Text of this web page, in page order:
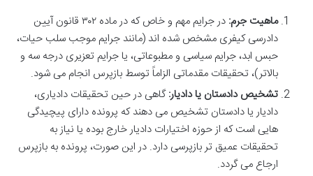
ماهیت جرم:
در جرایم مهم و خاص که در ماده ۳۰۲ قانون آیین
دادرسی کیفری مشخص شده اند (مانند جرایم موجب سلب حیات،
حبس ابد، جرایم سیاسی و مطبوعاتی، یا جرایم تعزیری درجه سه و
بالاتر)، تحقیقات مقدماتی الزاماً توسط بازپرس انجام می شود.
تشخیص دادستان یا دادیار:گاهی در حین تحقیقات دادیاری،
دادیار یا دادستان تشخیص می دهند که پرونده دارای پیچیدگی
هایی است که از حوزه اختیارات دادیار خارج بوده یا نیاز به
تحقیقات عمیق تر بازپرسی دارد. در این صورت، پرونده به بازپرس
ارجاع می گردد.